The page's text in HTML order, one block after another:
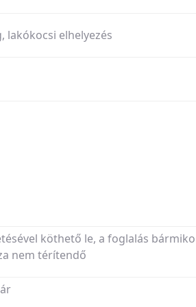
lakókocsi elhelyezés
köthető le, a foglalás
nem térítendő